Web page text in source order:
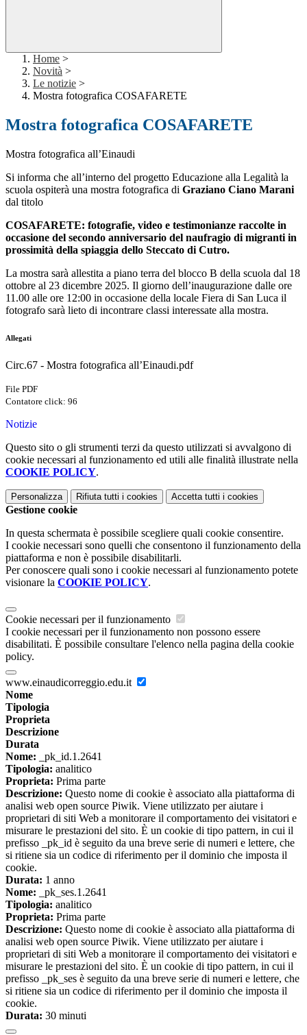
Home >
Novità >
Le notizie >
Mostra fotografica COSAFARETE
Mostra fotografica COSAFARETE
Mostra fotografica all’Einaudi
Si informa che all’interno del progetto Educazione alla Legalità la
scuola ospiterà una mostra fotografica di Graziano Ciano Marani
dal titolo
COSAFARETE: fotografie, video e testimonianze raccolte in
occasione del secondo anniversario del naufragio di migranti in
prossimità della spiaggia dello Steccato di Cutro.
La mostra sarà allestita a piano terra del blocco B della scuola dal 18
ottobre al 23 dicembre 2025. Il giorno dell’inaugurazione dalle ore
11.00 alle ore 12:00 in occasione della locale Fiera di San Luca il
fotografo sarà lieto di incontrare classi interessate alla mostra.
Allegati
Circ.67 - Mostra fotografica all’Einaudi.pdf
File PDF
Contatore click: 96
Notizie
Questo sito o gli strumenti terzi da questo utilizzati si avvalgono di
cookie necessari al funzionamento ed utili alle finalità illustrate nella
COOKIE POLICY.
Personalizza Rifiuta tutti i cookies Accetta tutti i cookies
Gestione cookie
In questa schermata è possibile scegliere quali cookie consentire.
I cookie necessari sono quelli che consentono il funzionamento della
piattaforma e non è possibile disabilitarli.
Per conoscere quali sono i cookie necessari al funzionamento potete
visionare la COOKIE POLICY.
Cookie necessari per il funzionamento
I cookie necessari per il funzionamento non possono essere
disabilitati. È possibile consultare l'elenco nella pagina della cookie
policy.
www.einaudicorreggio.edu.it
Nome
Tipologia
Proprieta
Descrizione
Durata
Nome: _pk_id.1.2641
Tipologia: analitico
Proprieta: Prima parte
Descrizione: Questo nome di cookie è associato alla piattaforma di
analisi web open source Piwik. Viene utilizzato per aiutare i
proprietari di siti Web a monitorare il comportamento dei visitatori e
misurare le prestazioni del sito. È un cookie di tipo pattern, in cui il
prefisso _pk_id è seguito da una breve serie di numeri e lettere, che
si ritiene sia un codice di riferimento per il dominio che imposta il
cookie.
Durata: 1 anno
Nome: _pk_ses.1.2641
Tipologia: analitico
Proprieta: Prima parte
Descrizione: Questo nome di cookie è associato alla piattaforma di
analisi web open source Piwik. Viene utilizzato per aiutare i
proprietari di siti Web a monitorare il comportamento dei visitatori e
misurare le prestazioni del sito. È un cookie di tipo pattern, in cui il
prefisso _pk_ses è seguito da una breve serie di numeri e lettere, che
si ritiene sia un codice di riferimento per il dominio che imposta il
cookie.
Durata: 30 minuti